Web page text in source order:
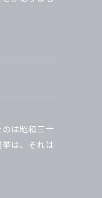
は昭和三十
は、それは